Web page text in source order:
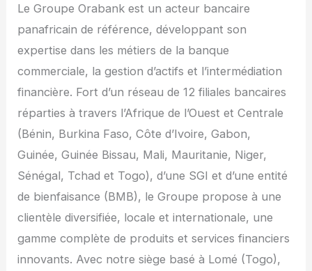
Le Groupe Orabank est un acteur bancaire
panafricain de référence, développant son
expertise dans les métiers de la banque
commerciale, la gestion d’actifs et l’intermédiation
financière. Fort d’un réseau de 12 filiales bancaires
réparties à travers l’Afrique de l’Ouest et Centrale
(Bénin, Burkina Faso, Côte d’Ivoire, Gabon,
Guinée, Guinée Bissau, Mali, Mauritanie, Niger,
Sénégal, Tchad et Togo), d’une SGI et d’une entité
de bienfaisance (BMB), le Groupe propose à une
clientèle diversifiée, locale et internationale, une
gamme complète de produits et services financiers
innovants. Avec notre siège basé à Lomé (Togo),